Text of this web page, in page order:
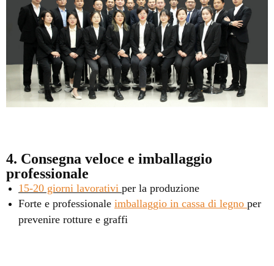
4. Consegna veloce e imballaggio
professionale
15-20 giorni lavorativi per la produzione
Forte e professionale imballaggio in cassa di legno per
prevenire rotture e graffi